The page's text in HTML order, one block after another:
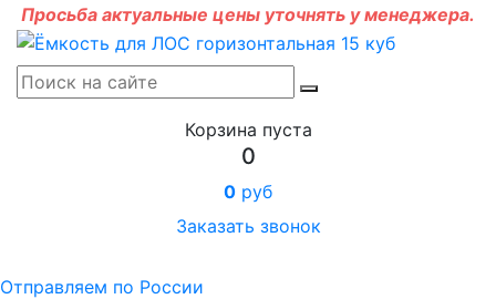
Просьба актуальные цены уточнять у менеджера.
Корзина пуста
0
0 руб
Заказать звонок
Отправляем по России